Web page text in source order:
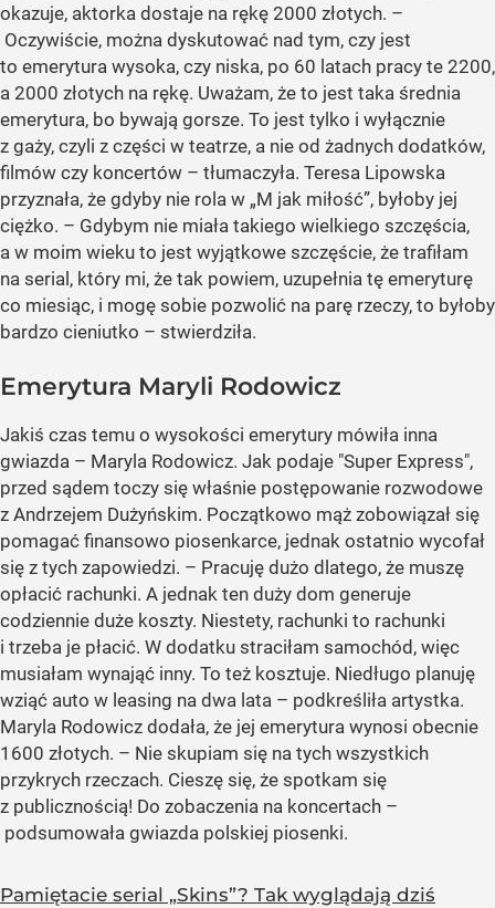
okazuje, aktorka dostaje na rękę 2000 złotych. –
Oczywiście, można dyskutować nad tym, czy jest
to emerytura wysoka, czy niska, po 60 latach pracy te 2200,
a 2000 złotych na rękę. Uważam, że to jest taka średnia
emerytura, bo bywają gorsze. To jest tylko i wyłącznie
z gaży, czyli z części w teatrze, a nie od żadnych dodatków,
filmów czy koncertów – tłumaczyła. Teresa Lipowska
przyznała, że gdyby nie rola w „M jak miłość”, byłoby jej
ciężko. – Gdybym nie miała takiego wielkiego szczęścia,
a w moim wieku to jest wyjątkowe szczęście, że trafiłam
na serial, który mi, że tak powiem, uzupełnia tę emeryturę
co miesiąc, i mogę sobie pozwolić na parę rzeczy, to byłoby
bardzo cieniutko – stwierdziła.
Emerytura Maryli Rodowicz
Jakiś czas temu o wysokości emerytury mówiła inna
gwiazda – Maryla Rodowicz. Jak podaje "Super Express",
przed sądem toczy się właśnie postępowanie rozwodowe
z Andrzejem Dużyńskim. Początkowo mąż zobowiązał się
pomagać finansowo piosenkarce, jednak ostatnio wycofał
się z tych zapowiedzi. – Pracuję dużo dlatego, że muszę
opłacić rachunki. A jednak ten duży dom generuje
codziennie duże koszty. Niestety, rachunki to rachunki
i trzeba je płacić. W dodatku straciłam samochód, więc
musiałam wynająć inny. To też kosztuje. Niedługo planuję
wziąć auto w leasing na dwa lata – podkreśliła artystka.
Maryla Rodowicz dodała, że jej emerytura wynosi obecnie
1600 złotych. – Nie skupiam się na tych wszystkich
przykrych rzeczach. Cieszę się, że spotkam się
z publicznością! Do zobaczenia na koncertach –
podsumowała gwiazda polskiej piosenki.
Pamiętacie serial „Skins”? Tak wyglądają dziś